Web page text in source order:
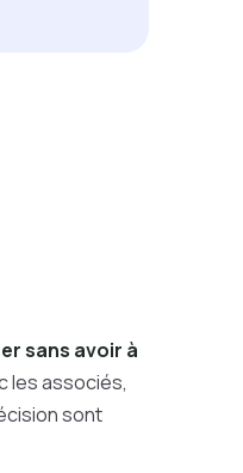
sans avoir à
les associés,
sont